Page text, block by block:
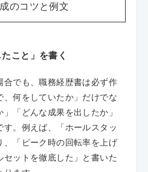
のコツと例文
こと」を書く
合でも、職務経歴書は必ず作
、何をしていたか」だけでな
「どんな成果を出したか」
。例えば、「ホールスタッ
、「ピーク時の回転率を上げ
ットを徹底した」と書いた